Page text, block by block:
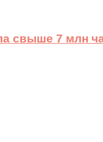
свыше 7 млн